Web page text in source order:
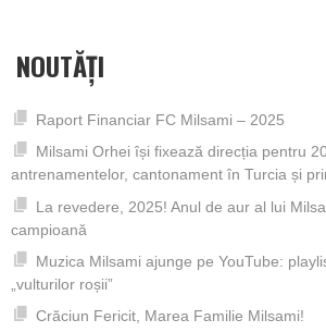
NOUTĂȚI
Raport Financiar FC Milsami – 2025
Milsami Orhei își fixează direcția pentru
antrenamentelor, cantonament în Turcia și
La revedere, 2025! Anul de aur al lui
campioană
Muzica Milsami ajunge pe YouTube:
„vulturilor roșii”
Crăciun Fericit, Marea Familie Milsami!